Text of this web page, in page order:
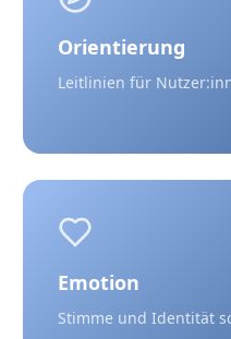
Orientierung
Leitlinien für
Emotion
Stimme und Identität